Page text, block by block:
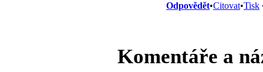
Odpovědět•Citovat•Tisk
Komentáře a